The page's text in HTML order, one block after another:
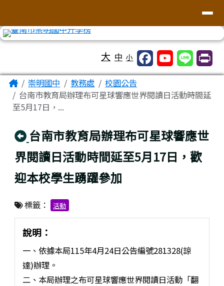
大 中 小
主內容區域
Home崇明國中 教務處
校園公告
台南市教育局辦理布可星球響應世界閱讀日活動時間延
至5月17日，...
回上頁
台南市教育局辦理布可星球響應世
界閱讀日活動時間延至5月17日，歡
迎本校學生踴躍參加
標籤： 活動
說明：
一、依據本局115年4月24日公告編號281328(諒
達)辦理。
二、本局辦理之布可星球響應世界閱讀日活動「翻
頁尾區域